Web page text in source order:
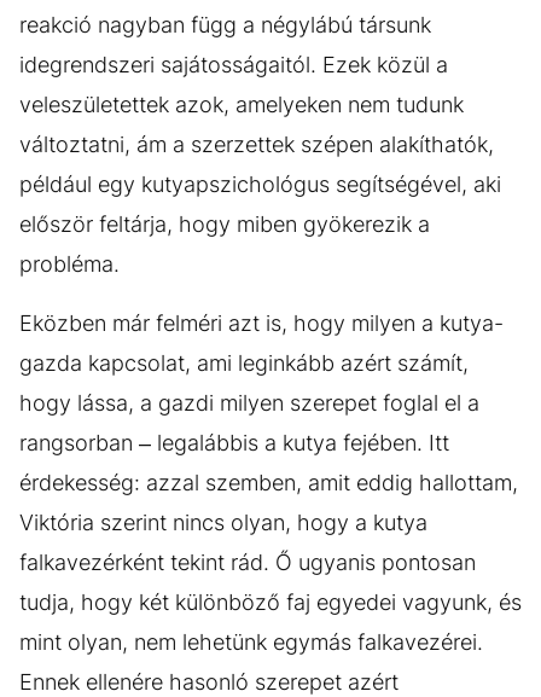
reakció nagyban függ a négylábú társunk
idegrendszeri sajátosságaitól. Ezek közül a
veleszületettek azok, amelyeken nem tudunk
változtatni, ám a szerzettek szépen alakíthatók,
például egy kutyapszichológus segítségével, aki
először feltárja, hogy miben gyökerezik a
probléma.
Eközben már felméri azt is, hogy milyen a kutya-
gazda kapcsolat, ami leginkább azért számít,
hogy lássa, a gazdi milyen szerepet foglal el a
rangsorban – legalábbis a kutya fejében. Itt
érdekesség: azzal szemben, amit eddig hallottam,
Viktória szerint nincs olyan, hogy a kutya
falkavezérként tekint rád. Ő ugyanis pontosan
tudja, hogy két különböző faj egyedei vagyunk, és
mint olyan, nem lehetünk egymás falkavezérei.
Ennek ellenére hasonló szerepet azért